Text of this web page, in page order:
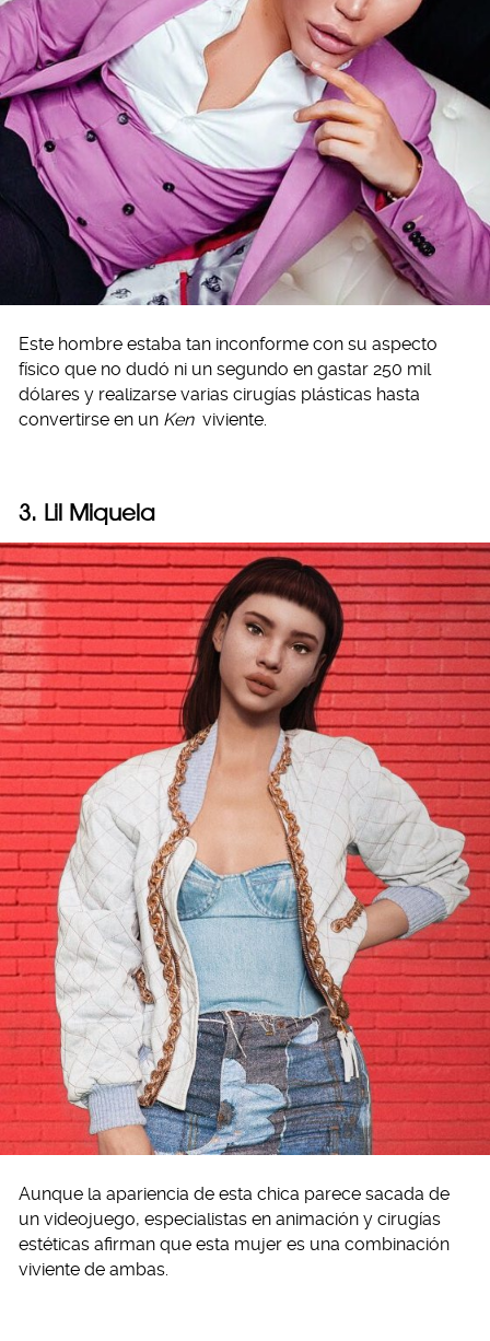
Este hombre estaba tan inconforme con su aspecto
físico que no dudó ni un segundo en gastar 250 mil
dólares y realizarse varias cirugías plásticas hasta
convertirse en un Ken viviente.
3. Lil Miquela
Aunque la apariencia de esta chica parece sacada de
un videojuego, especialistas en animación y cirugías
estéticas afirman que esta mujer es una combinación
viviente de ambas.